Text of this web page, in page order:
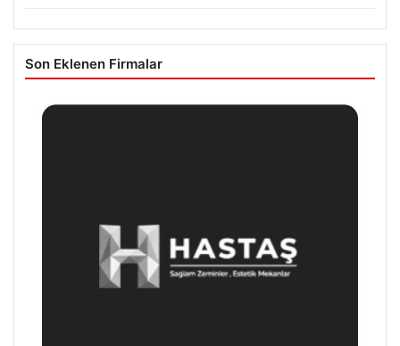
Son Eklenen Firmalar